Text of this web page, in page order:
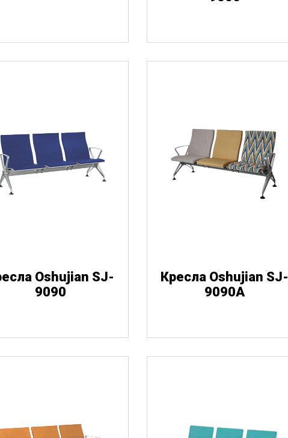
Oshujian SJ-
9090
Кресла Oshujian SJ-
9090А